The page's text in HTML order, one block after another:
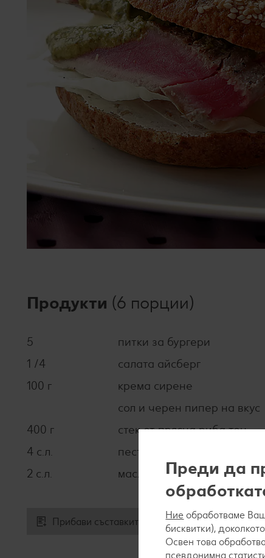
Продукти (6 порции)
5
питки за бургери
1 /4
салата айсберг
100 г
крема сирене
сол и черен пипер на вкус
400 г
стек от прясна риба тон
4 с.л.
песто
2 с.л.
маслиново масло
Прибави съставките към списъка за
Преди да
Ние обработваме
бисквитки),
Освен това
псевдонимна